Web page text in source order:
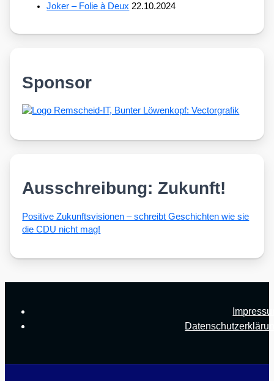
Joker – Folie à Deux 22.10.2024
Sponsor
Ausschreibung: Zukunft!
Posi­ti­ve Zukunfts­vi­sio­nen – schreibt Geschich­ten wie sie
die CDU nicht mag!